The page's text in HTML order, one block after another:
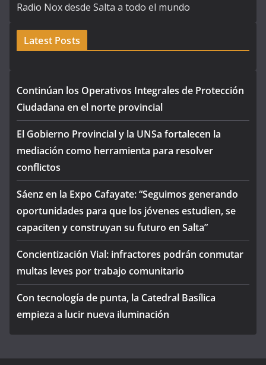
Radio Nox desde Salta a todo el mundo
Latest Posts
Continúan los Operativos Integrales de Protección
Ciudadana en el norte provincial
El Gobierno Provincial y la UNSa fortalecen la
mediación como herramienta para resolver
conflictos
Sáenz en la Expo Cafayate: “Seguimos generando
oportunidades para que los jóvenes estudien, se
capaciten y construyan su futuro en Salta”
Concientización Vial: infractores podrán conmutar
multas leves por trabajo comunitario
Con tecnología de punta, la Catedral Basílica
empieza a lucir nueva iluminación